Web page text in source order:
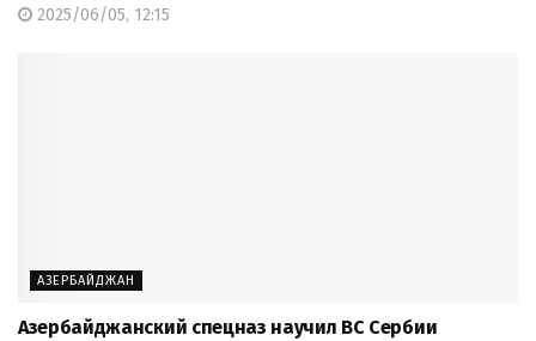
2025/06/05, 12:15
АЗЕРБАЙДЖАН
Азербайджанский спецназ научил ВС Сербии